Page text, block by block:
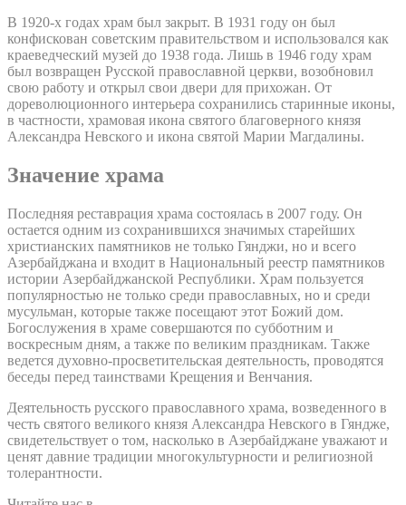
В 1920-х годах храм был закрыт. В 1931 году он был
конфискован советским правительством и использовался как
краеведческий музей до 1938 года. Лишь в 1946 году храм
был возвращен Русской православной церкви, возобновил
свою работу и открыл свои двери для прихожан. От
дореволюционного интерьера сохранились старинные иконы,
в частности, храмовая икона святого благоверного князя
Александра Невского и икона святой Марии Магдалины.
Значение храма
Последняя реставрация храма состоялась в 2007 году. Он
остается одним из сохранившихся значимых старейших
христианских памятников не только Гянджи, но и всего
Азербайджана и входит в Национальный реестр памятников
истории Азербайджанской Республики. Храм пользуется
популярностью не только среди православных, но и среди
мусульман, которые также посещают этот Божий дом.
Богослужения в храме совершаются по субботним и
воскресным дням, а также по великим праздникам. Также
ведется духовно-просветительская деятельность, проводятся
беседы перед таинствами Крещения и Венчания.
Деятельность русского православного храма, возведенного в
честь святого великого князя Александра Невского в Гяндже,
свидетельствует о том, насколько в Азербайджане уважают и
ценят давние традиции многокультурности и религиозной
толерантности.